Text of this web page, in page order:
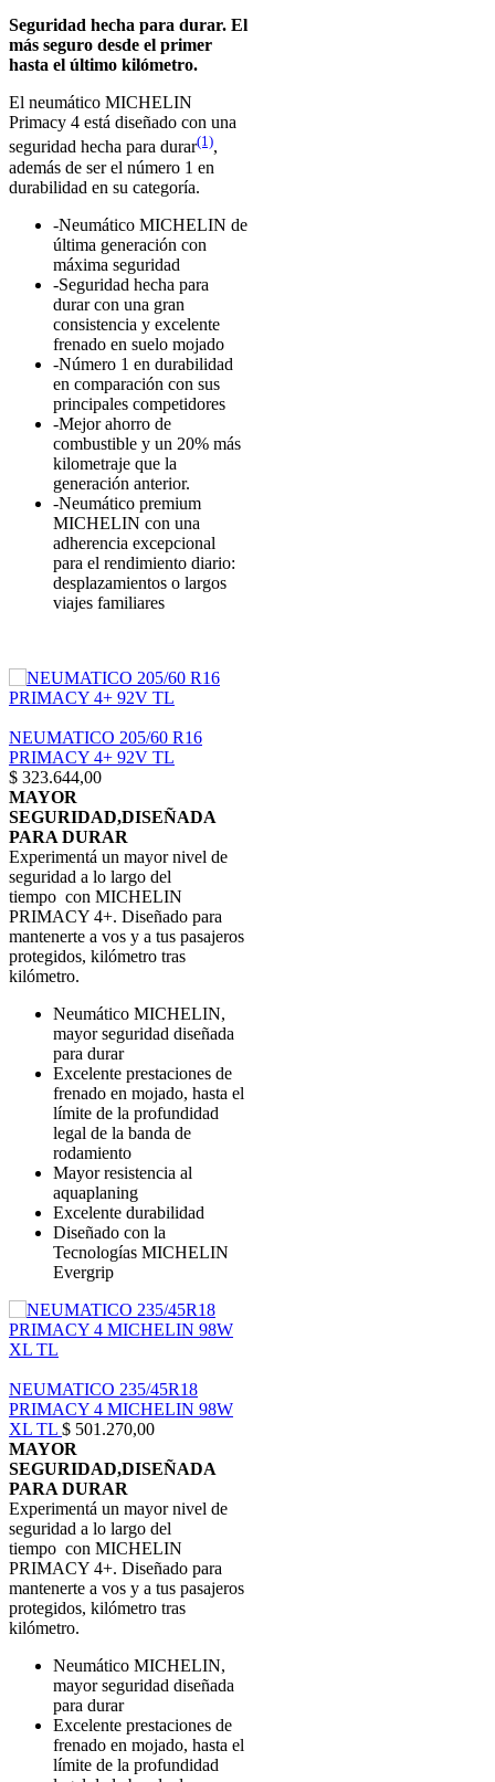
TRACCIÓN TODO TERRENO
Desarrollados para aumentar el desempeño de tracción en lodo
y nieve.
Seguridad hecha para durar. El
más seguro desde el primer
hasta el último kilómetro.
El neumático MICHELIN
Primacy 4 está diseñado con una
seguridad hecha para durar(1),
además de ser el número 1 en
durabilidad en su categoría.
-Neumático MICHELIN de
última generación con
máxima seguridad
-Seguridad hecha para
durar con una gran
consistencia y excelente
frenado en suelo mojado
-Número 1 en durabilidad
en comparación con sus
principales competidores
-Mejor ahorro de
combustible y un 20% más
kilometraje que la
generación anterior.
-Neumático premium
MICHELIN con una
adherencia excepcional
para el rendimiento diario:
desplazamientos o largos
viajes familiares
NEUMATICO 205/60 R16
PRIMACY 4+ 92V TL
$ 323.644,00
MAYOR
SEGURIDAD,DISEÑADA
PARA DURAR
Experimentá un mayor nivel de
seguridad a lo largo del
tiempo con MICHELIN
PRIMACY 4+. Diseñado para
mantenerte a vos y a tus pasajeros
protegidos, kilómetro tras
kilómetro.
Neumático MICHELIN,
mayor seguridad diseñada
para durar
Excelente prestaciones de
frenado en mojado, hasta el
límite de la profundidad
legal de la banda de
rodamiento
Mayor resistencia al
aquaplaning
Excelente durabilidad
Diseñado con la
Tecnologías MICHELIN
Evergrip
NEUMATICO 235/45R18
PRIMACY 4 MICHELIN 98W
XL TL $ 501.270,00
MAYOR
SEGURIDAD,DISEÑADA
PARA DURAR
Experimentá un mayor nivel de
seguridad a lo largo del
tiempo con MICHELIN
PRIMACY 4+. Diseñado para
mantenerte a vos y a tus pasajeros
protegidos, kilómetro tras
kilómetro.
Neumático MICHELIN,
mayor seguridad diseñada
para durar
Excelente prestaciones de
frenado en mojado, hasta el
límite de la profundidad